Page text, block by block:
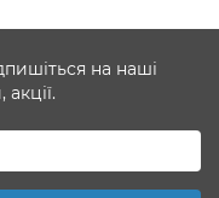
на наші